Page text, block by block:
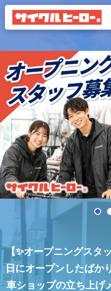
【✨オープニングスタッ
日にオープンしたばか
車ショップの立ち上げ